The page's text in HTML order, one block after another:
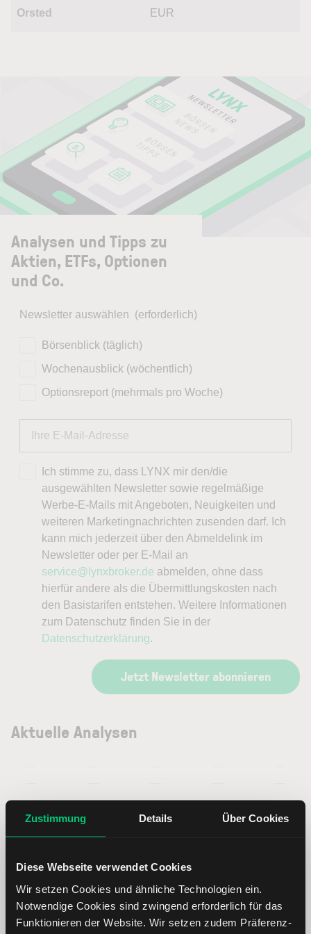
Zustimmung Details Über Cookies
Diese Webseite verwendet Cookies
Wir setzen Cookies und ähnliche Technologien ein.
Notwendige Cookies sind zwingend erforderlich für das
Funktionieren der Website. Wir setzen zudem Präferenz-
Orsted EUR
Analysen und Tipps zu
Aktien, ETFs, Optionen
und Co.
Newsletter auswählen (erforderlich)
Börsenblick (täglich)
Wochenausblick (wöchentlich)
Optionsreport (mehrmals pro Woche)
Ich stimme zu, dass LYNX mir den/die
ausgewählten Newsletter sowie regelmäßige
Werbe-E-Mails mit Angeboten, Neuigkeiten und
weiteren Marketingnachrichten zusenden darf. Ich
kann mich jederzeit über den Abmeldelink im
Newsletter oder per E-Mail an
service@lynxbroker.de abmelden, ohne dass
hierfür andere als die Übermittlungskosten nach
den Basistarifen entstehen. Weitere Informationen
zum Datenschutz finden Sie in der
Datenschutzerklärung.
Jetzt Newsletter abonnieren
Aktuelle Analysen
Aktie: Basisdaten
ISIN GB00BLP5YB54